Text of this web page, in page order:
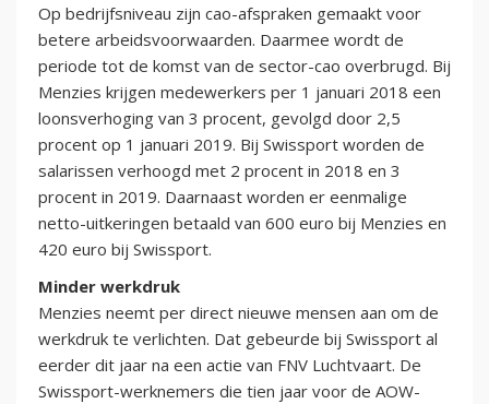
Op bedrijfsniveau zijn cao-afspraken gemaakt voor
betere arbeidsvoorwaarden. Daarmee wordt de
periode tot de komst van de sector-cao overbrugd. Bij
Menzies krijgen medewerkers per 1 januari 2018 een
loonsverhoging van 3 procent, gevolgd door 2,5
procent op 1 januari 2019. Bij Swissport worden de
salarissen verhoogd met 2 procent in 2018 en 3
procent in 2019. Daarnaast worden er eenmalige
netto-uitkeringen betaald van 600 euro bij Menzies en
420 euro bij Swissport.
Minder werkdruk
Menzies neemt per direct nieuwe mensen aan om de
werkdruk te verlichten. Dat gebeurde bij Swissport al
eerder dit jaar na een actie van FNV Luchtvaart. De
Swissport-werknemers die tien jaar voor de AOW-